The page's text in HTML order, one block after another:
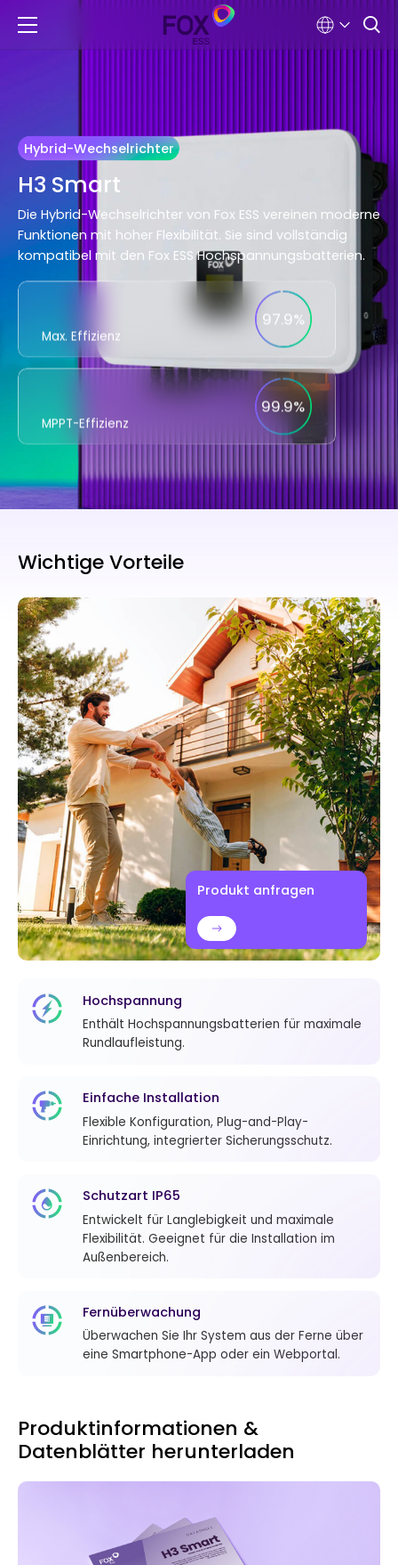
Hybrid-Wechselrichter
H3 Smart
Die Hybrid-Wechselrichter von Fox ESS vereinen moderne
Funktionen mit hoher Flexibilität. Sie sind vollständig
kompatibel mit den Fox ESS Hochspannungsbatterien.
Max. Effizienz
97.9%
MPPT-Effizienz
99.9%
Wichtige Vorteile
Produkt anfragen
Hochspannung
Enthält Hochspannungsbatterien für maximale
Rundlaufleistung.
Einfache Installation
Flexible Konfiguration, Plug-and-Play-
Einrichtung, integrierter Sicherungsschutz.
Schutzart IP65
Entwickelt für Langlebigkeit und maximale
Flexibilität. Geeignet für die Installation im
Außenbereich.
Fernüberwachung
Überwachen Sie Ihr System aus der Ferne über
eine Smartphone-App oder ein Webportal.
Produktinformationen &
Datenblätter herunterladen